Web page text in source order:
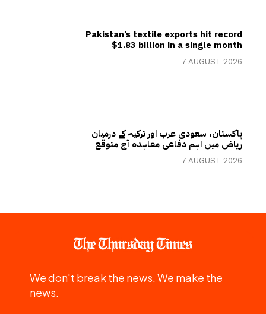
Pakistan’s textile exports hit record
$1.83 billion in a single month
7 AUGUST 2026
پاکستان، سعودی عرب اور ترکیہ کے درمیان
ریاض میں اہم دفاعی معاہدہ آج متوقع
7 AUGUST 2026
We don't break the news. We make the
news.